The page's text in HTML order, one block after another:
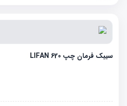
سیبک فرمان چپ LIFAN 620